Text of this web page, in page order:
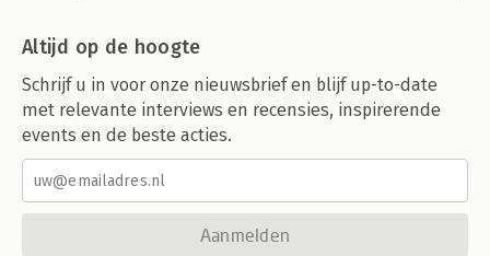
Altijd op de hoogte
Schrijf u in voor onze nieuwsbrief en blijf up-to-date
met relevante interviews en recensies, inspirerende
events en de beste acties.
Aanmelden